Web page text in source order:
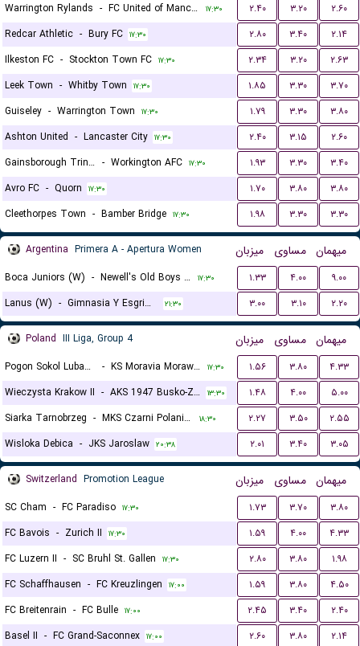
Warrington Rylands - FC United of Manchester ۱۷:۳۰ ۲.۴۰ ۳.۲۰
۲.۶۰
Redcar Athletic - Bury FC ۱۷:۳۰ ۲.۸۰ ۳.۴۰
۲.۱۴
Ilkeston FC - Stockton Town FC ۱۷:۳۰ ۲.۳۴ ۳.۲۰
۲.۶۳
Leek Town - Whitby Town ۱۷:۳۰ ۱.۸۵ ۳.۳۰
۳.۷۰
Guiseley - Warrington Town ۱۷:۳۰ ۱.۷۹ ۳.۳۰
۳.۸۰
Ashton United - Lancaster City ۱۷:۳۰ ۲.۴۰ ۳.۱۵
۲.۶۰
Gainsborough Trinity - Workington AFC ۱۷:۳۰ ۱.۹۳ ۳.۳۰
۳.۴۰
Avro FC - Quorn ۱۷:۳۰ ۱.۷۰ ۳.۸۰
۳.۸۰
Cleethorpes Town - Bamber Bridge ۱۷:۳۰ ۱.۹۸ ۳.۳۰ ۳.۳۰
Argentina Primera A - Apertura Women میزبان مساوی میهمان
Boca Juniors (W) - Newell's Old Boys (W) ۱۷:۳۰ ۱.۳۳ ۴.۰۰
۹.۰۰
Lanus (W) - Gimnasia Y Esgrima La Plata (W) ۲۱:۳۰ ۳.۰۰ ۳.۱۰ ۲.۲۰
Poland III Liga, Group 4 میزبان مساوی میهمان
Pogon Sokol Lubaczow - KS Moravia Morawica ۱۷:۳۰ ۱.۵۶ ۳.۸۰
۴.۳۳
Wieczysta Krakow II - AKS 1947 Busko-Zdroj ۱۳:۳۰ ۱.۴۸ ۴.۰۰
۵.۰۰
Siarka Tarnobrzeg - MKS Czarni Polaniec ۱۸:۳۰ ۲.۲۷ ۳.۵۰
۲.۵۵
Wisloka Debica - JKS Jaroslaw ۲۰:۳۸ ۲.۰۱ ۳.۴۰ ۳.۰۵
Switzerland Promotion League میزبان مساوی میهمان
SC Cham - FC Paradiso ۱۷:۳۰ ۱.۷۳ ۳.۷۰
۳.۸۰
FC Bavois - Zurich II ۱۷:۳۰ ۱.۵۹ ۴.۰۰
۴.۳۳
FC Luzern II - SC Bruhl St. Gallen ۱۷:۳۰ ۲.۸۰ ۳.۸۰
۱.۹۸
FC Schaffhausen - FC Kreuzlingen ۱۷:۰۰ ۱.۵۹ ۳.۸۰
۴.۵۰
FC Breitenrain - FC Bulle ۱۷:۰۰ ۲.۴۵ ۳.۴۰
۲.۴۰
Basel II - FC Grand-Saconnex ۱۷:۰۰ ۲.۶۰ ۳.۸۰ ۲.۱۴